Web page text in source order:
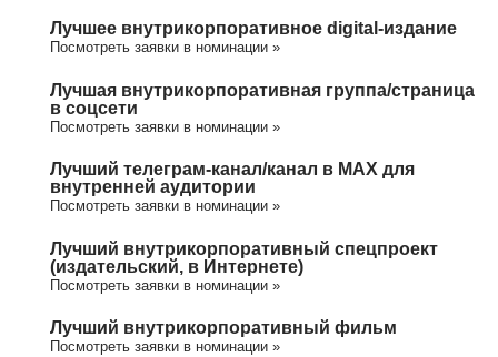
Лучшее внутрикорпоративное digital-издание
Посмотреть заявки в номинации »
Лучшая внутрикорпоративная группа/cтраница
в соцсети
Посмотреть заявки в номинации »
Лучший телеграм-канал/канал в МАХ для
внутренней аудитории
Посмотреть заявки в номинации »
Лучший внутрикорпоративный спецпроект
(издательский, в Интернете)
Посмотреть заявки в номинации »
Лучший внутрикорпоративный фильм
Посмотреть заявки в номинации »